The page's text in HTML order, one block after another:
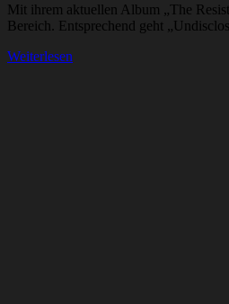
Mit ihrem aktuellen Album „The
Bereich. Entsprechend geht
Weiterlesen